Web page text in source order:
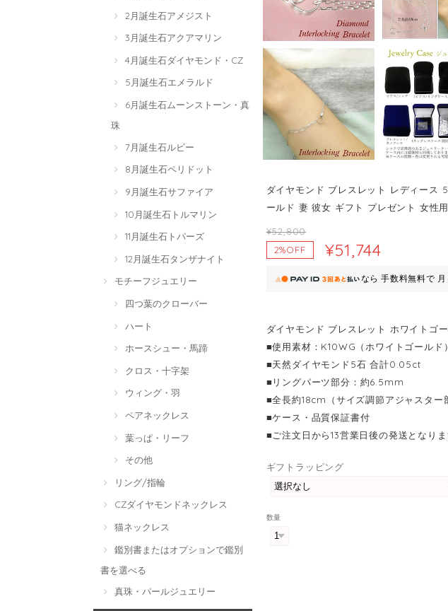
2月誕生石アメジスト
3月誕生石アクアマリン
4月誕生石ダイヤモンド・CZ
5月誕生石エメラルド
6月誕生石ムーンストーン・真
珠
7月誕生石ルビー
8月誕生石ペリドット
9月誕生石サファイア
10月誕生石トルマリン
11月誕生石トパーズ
12月誕生石タンザナイト
モチーフジュエリー
四つ葉のクローバー
ハート
ホースシュー・馬蹄
クロス・十字架
ウィング・羽
ペアネックレス
葉っぱ・リーフ
その他
リング/指輪
CZダイヤモンドネックレス
猫ネックレス
鑑別書またはオプションで鑑別
書を選べる
真珠・パールジュエリー
ダイヤモンド ブレスレット レディー
ールド 妻 彼女 ギフト プレゼント 女性用
¥52,800
2%OFF
¥51,744
なら 手数料無料で
ダイヤモンド ブレスレット ホワイトゴ
■使用素材：K10WG（ホワイトゴールド）
■天然ダイヤモンド5石 合計0.05ct
■リングパーツ部分：約6.5mm
■全長約18cm（サイズ調節アジャスタ
■ケース・品質保証書付
■ご注文日から13営業日後の発送となりま
ギフトラッピング
数量